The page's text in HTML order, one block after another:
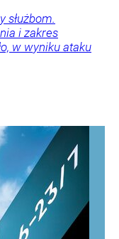
służbom.
i zakres
w wyniku ataku